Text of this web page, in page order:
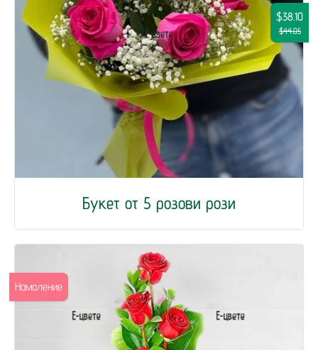
Букет от 5 розови рози
$38.10
$44.05
Намаление